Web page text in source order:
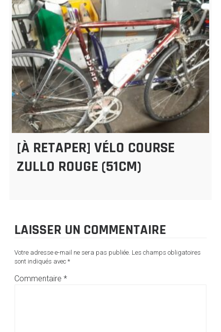
[À RETAPER] VÉLO COURSE
ZULLO ROUGE (51CM)
LAISSER UN COMMENTAIRE
Votre adresse e-mail ne sera pas publiée. Les champs obligatoires
sont indiqués avec *
Commentaire *